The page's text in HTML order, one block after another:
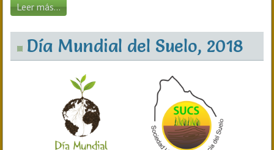
Leer más...
Día Mundial del Suelo, 2018